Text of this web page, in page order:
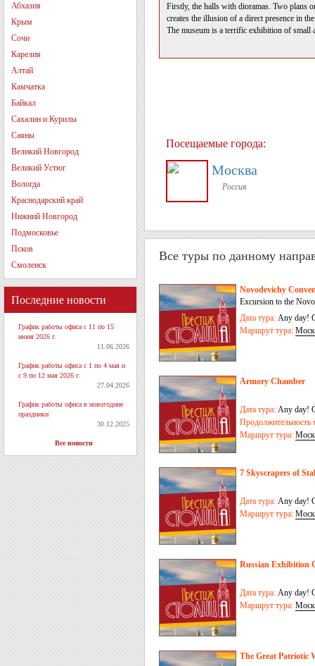
Абхазия
Крым
Сочи
Карелия
Алтай
Камчатка
Байкал
Сахалин и Курилы
Саяны
Великий Новгород
Великий Устюг
Вологда
Краснодарский край
Нижний Новгород
Подмосковье
Псков
Смоленск
Последние новости
График работы офиса с 11 по 15
июня 2026 г.
11.06.2026
График работы офиса с 1 по 4 мая и
с 9 по 12 мая 2026 г.
27.04.2026
График работы офиса в новогодние
праздники
30.12.2025
Все новости
Firstly, the halls with dioramas. Two plans
creates the illusion of a direct presence in
The museum is a terrific exhibition of small
Посещаемые города:
Москва
Россия
Все туры по данному
Novodevichy
Excursion to the
Дата тура: Any day!
Маршрут тура:
Armory Chamber
Дата тура: Any day!
Продолжительность
Маршрут тура:
7 Skyscrapers of
Дата тура: Any day!
Маршрут тура:
Russian Exhibition
Дата тура: Any day!
Маршрут тура:
The Great Patriotic